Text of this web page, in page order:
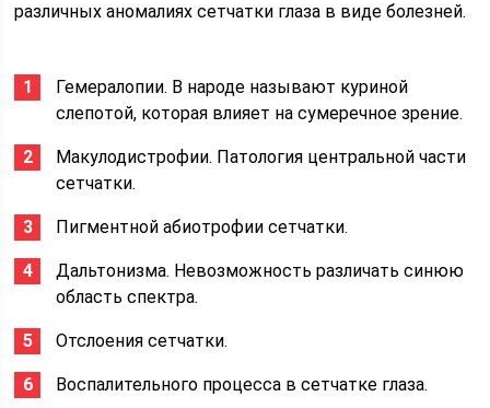
различных аномалиях сетчатки глаза в виде болезней.
Гемералопии. В народе называют куриной
слепотой, которая влияет на сумеречное зрение.
Макулодистрофии. Патология центральной части
сетчатки.
Пигментной абиотрофии сетчатки.
Дальтонизма. Невозможность различать синюю
область спектра.
Отслоения сетчатки.
Воспалительного процесса в сетчатке глаза.